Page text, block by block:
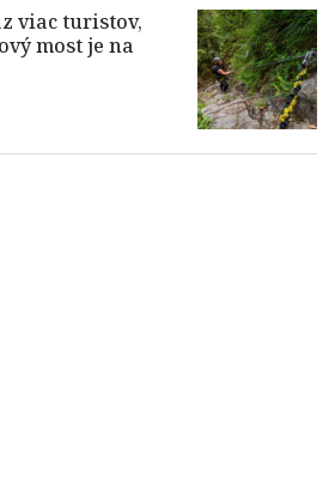
viac turistov,
most je na